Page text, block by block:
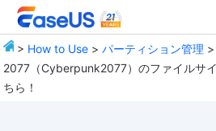
EaseUS
> How to Use >パーティション管理
2077（Cyberpunk2077）のファイルサ
ちら！